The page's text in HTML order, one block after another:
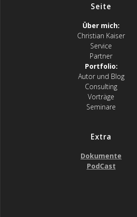
Seite
Über mich:
Christian Kaiser
Service
Partner
Portfolio:
Autor und Blog
Consulting
Vorträge
Seminare
Extra
Dokumente
PodCast